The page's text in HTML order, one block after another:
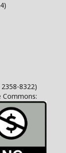
8322)
Commons: